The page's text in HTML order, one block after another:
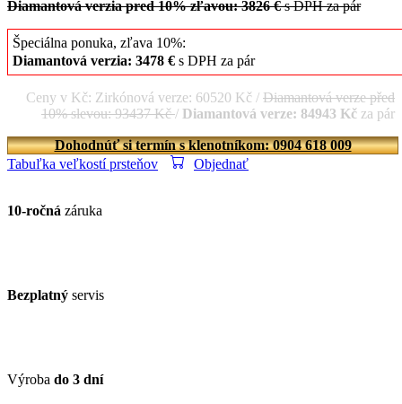
Diamantová verzia pred 10% zľavou: 3826 €s DPH za pár
Špeciálna ponuka, zľava 10%:
Diamantová verzia: 3478 € s DPH za pár
Ceny v Kč: Zirkónová verze: 60520 Kč / Diamantová verze před
10% slevou: 93437 Kč/ Diamantová verze: 84943 Kč za pár
Dohodnúť si termín s klenotníkom: 0904 618 009
Tabuľka veľkostí prsteňov
Objednať
10-ročná záruka
Bezplatný servis
Výroba do 3 dní